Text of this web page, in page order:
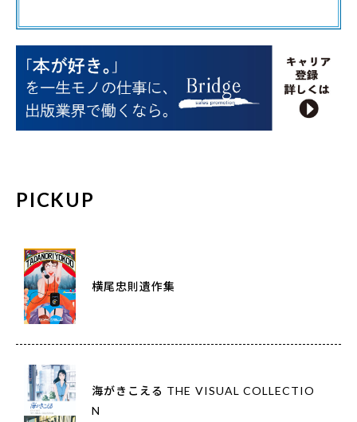
PICKUP
横尾忠則遺作集
海がきこえる THE VISUAL COLLECTIO
N